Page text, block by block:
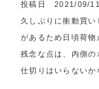
投稿日 2021/09/11
久しぶりに衝動買い
があるため日頃荷物
残念な点は、内側の
仕切りはいらないか